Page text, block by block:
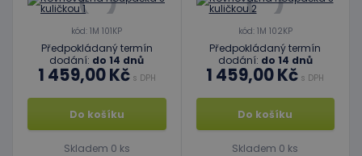
kód: 1M 101KP
Předpokládaný termín
dodání: do 14 dnů
1 459,00 Kčs DPH
Do košíku
Skladem 0 ks
kód: 1M 102KP
Předpokládaný termín
dodání: do 14 dnů
1 459,00 Kč s DPH
Do košíku
Skladem 0 ks